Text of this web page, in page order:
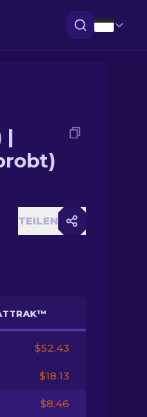
|
TEILEN
$52.43
$18.13
$8.46